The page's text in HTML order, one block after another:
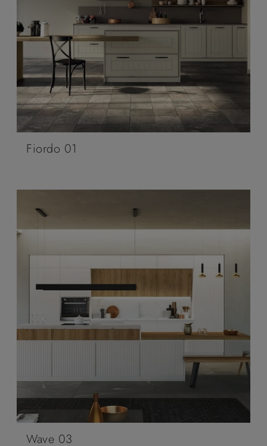
Fiordo 01
Wave 03